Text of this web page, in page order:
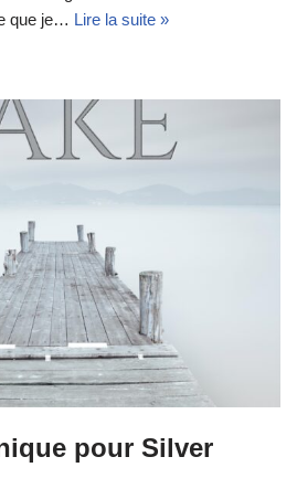
que je… Lire la suite »
pour Silver